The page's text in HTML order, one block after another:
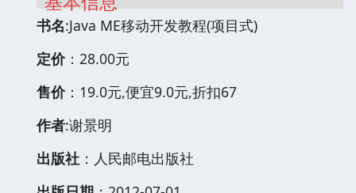
书名:Java ME移动开发教程(项目式)
定价：28.00元
售价：19.0元,便宜9.0元,折扣67
作者:谢景明
出版社 ：人民邮电出版社